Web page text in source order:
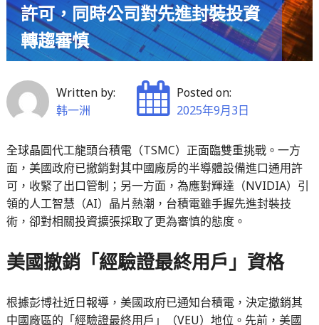
許可，同時公司對先進封裝投資
轉趨審慎
Written by:
韩一洲
Posted on:
2025年9月3日
全球晶圓代工龍頭台積電（TSMC）正面臨雙重挑戰。一方
面，美國政府已撤銷對其中國廠房的半導體設備進口通用許
可，收緊了出口管制；另一方面，為應對輝達（NVIDIA）引
領的人工智慧（AI）晶片熱潮，台積電雖手握先進封裝技
術，卻對相關投資擴張採取了更為審慎的態度。
美國撤銷「經驗證最終用戶」資格
根據彭博社近日報導，美國政府已通知台積電，決定撤銷其
中國廠區的「經驗證最終用戶」（VEU）地位。先前，美國